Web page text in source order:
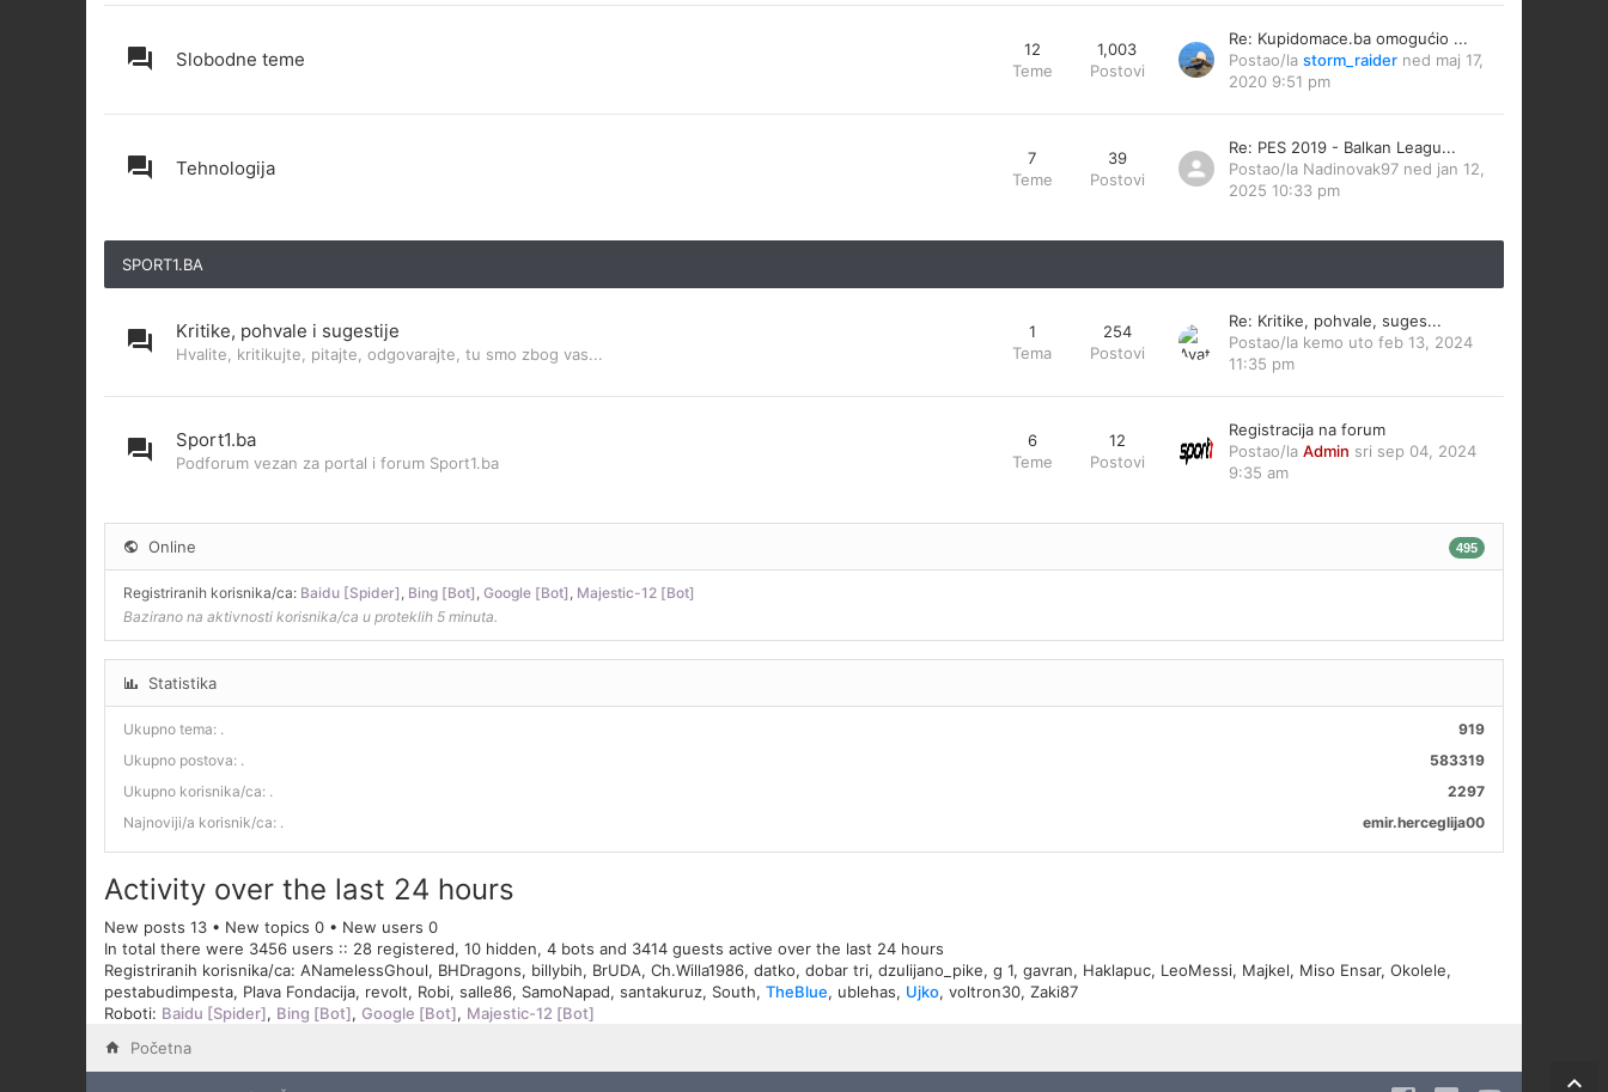
Slobodne teme
12
Teme
1,003
Postovi
Re: Kupidomace.ba omogućio ...
Postao/la storm_raider ned maj 17,
2020 9:51 pm
Tehnologija
7
Teme
39
Postovi
Re: PES 2019 - Balkan Leagu...
Postao/la Nadinovak97 ned jan 12,
2025 10:33 pm
SPORT1.BA
Kritike, pohvale i sugestije
Hvalite, kritikujte, pitajte, odgovarajte, tu smo zbog vas...
1
Tema
254
Postovi
Re: Kritike, pohvale, suges...
Postao/la kemo uto feb 13, 2024
11:35 pm
Sport1.ba
Podforum vezan za portal i forum Sport1.ba
6
Teme
12
Postovi
Registracija na forum
Postao/la Admin sri sep 04, 2024
9:35 am
Online 495
Registriranih korisnika/ca: Baidu [Spider] , Bing [Bot] , Google [Bot] , Majestic-12 [Bot]
Bazirano na aktivnosti korisnika/ca u proteklih 5 minuta.
Statistika
Ukupno tema: 919
.
Ukupno postova:
583319
.
Ukupno korisnika/ca:
2297
.
Najnoviji/a korisnik/ca:
emir.herceglija00
.
Activity over the last 24 hours
New posts 13 • New topics 0 • New users 0
In total there were 3456 users :: 28 registered, 10 hidden, 4 bots and 3414 guests active over the last 24 hours
Registriranih korisnika/ca: ANamelessGhoul, BHDragons, billybih, BrUDA, Ch.Willa1986, datko, dobar tri, dzulijano_pike, g 1, gavran, Haklapuc, LeoMessi, Majkel, Miso Ensar, Okolele,
pestabudimpesta, Plava Fondacija, revolt, Robi, salle86, SamoNapad, santakuruz, South, TheBlue, ublehas, Ujko, voltron30, Zaki87
Roboti: Baidu [Spider], Bing [Bot], Google [Bot], Majestic-12 [Bot]
Početna